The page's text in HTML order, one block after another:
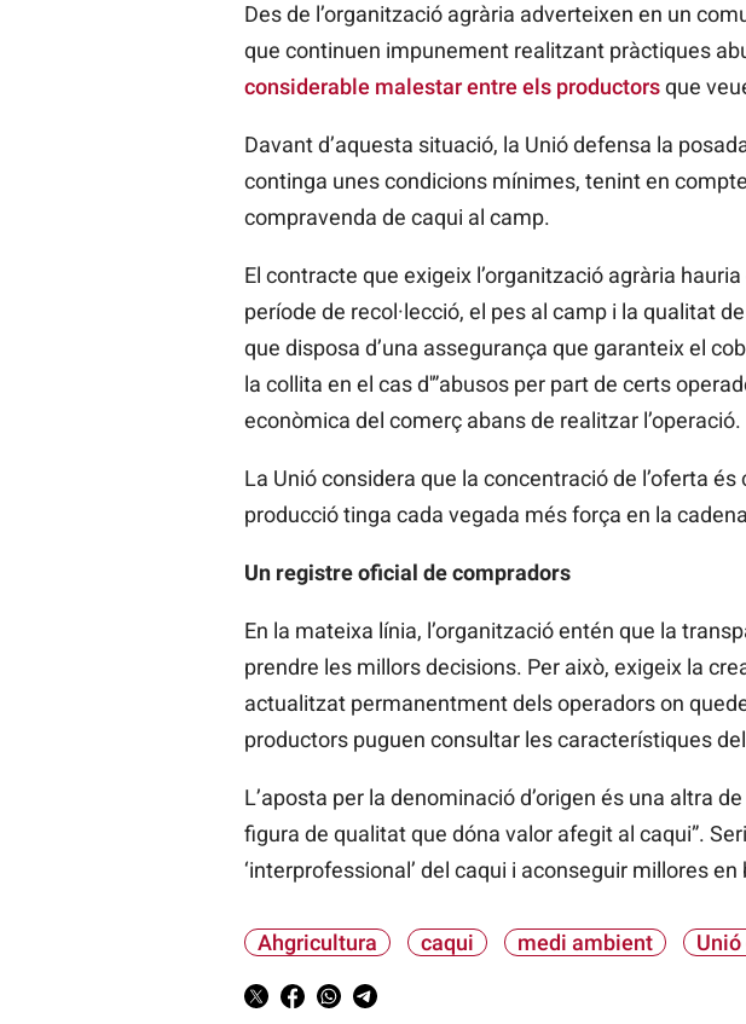
Des de l’organització agrària adverteixen en un
que continuen impunement realitzant pràctiques
considerable malestar entre els productorsque
Davant d’aquesta situació, la Unió defensa la
continga unes condicions mínimes, tenint en
compravenda de caqui al camp.
El contracte que exigeix l’organització agrària
període de recol·lecció, el pes al camp i la qualitat
que disposa d’una assegurança que garanteix el
la collita en el cas d'”abusos per part de certs
econòmica del comerç abans de realitzar l’operació.
La Unió considera que la concentració de l’oferta
producció tinga cada vegada més força en la
Un registre oficial de compradors
En la mateixa línia, l’organització entén que la
prendre les millors decisions. Per això, exigeix la
actualitzat permanentment dels operadors on
productors puguen consultar les característiques
L’aposta per la denominació d’origen és una altra
figura de qualitat que dóna valor afegit al caqui”.
‘interprofessional’ del caqui i aconseguir millores
Ahgricultura caqui medi ambient